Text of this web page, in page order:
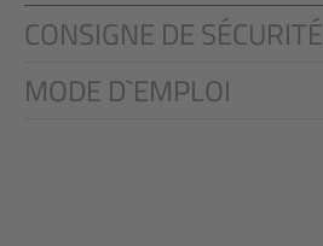
CONSIGNE DE SÉCURITÉ
MODE D`EMPLOI